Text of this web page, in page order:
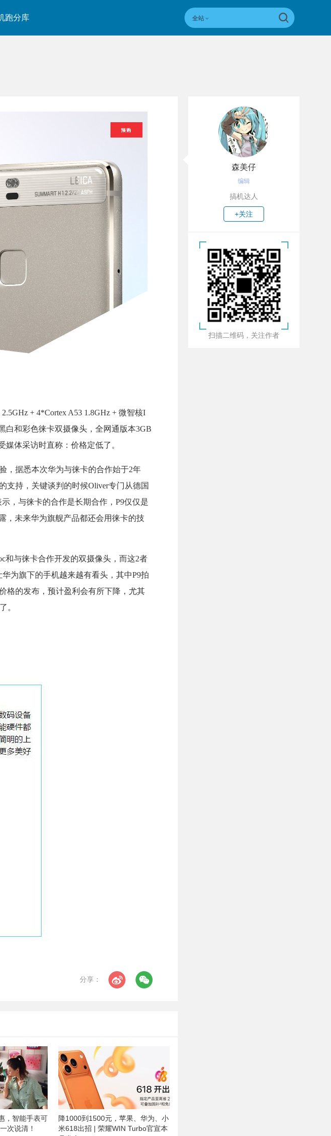
跑分库 全站
+ 4*Cortex A53 1.8GHz + 微智核I
白和彩色徕卡双摄像头，全网通版本3GB
媒体采访时直称：价格定低了。
，据悉本次华为与徕卡的合作始于2年
支持，关键谈判的时候Oliver专门从德国
，与徕卡的合作是长期合作，P9仅仅是
，未来华为旗舰产品都还会用徕卡的技
和与徕卡合作开发的双摄像头，而这2者
为旗下的手机越来越有看头，其中P9拍
格的发布，预计盈利会有所下降，尤其
。
分享：
，智能手表可
次说清！
降1000到1500元，苹果、华为、小
米618出招 | 荣耀WIN Turbo官宣本
森美仔
编辑
搞机达人
+关注
扫描二维码，关注作者